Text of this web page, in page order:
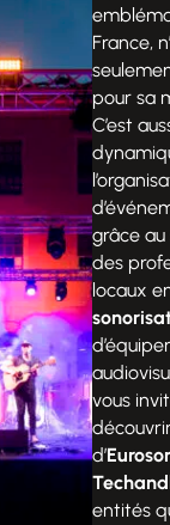
France,
pour sa
C’est
grâce
des
locaux
vous
d’
entités